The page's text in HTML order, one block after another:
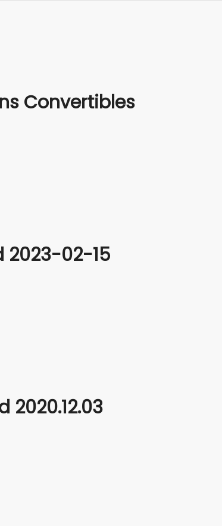
Convertibles
2023-02-15
2020.12.03